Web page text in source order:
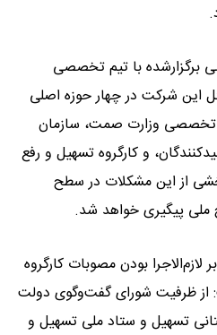
با تیم تخصصی
این شرکت در چهار حوزه اصلی
تخصصی وزارت صمت، سازمان
و کارگروه تسهیل و رفع
از این مشکلات در سطح
پیگیری خواهد شد.
بودن مصوبات کارگروه
از ظرفیت شورای گفت‌وگوی دولت
تسهیل و ستاد ملی تسهیل و